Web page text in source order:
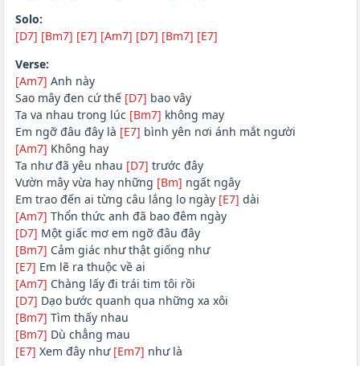
Solo:
[D7] [Bm7] [E7] [Am7] [D7] [Bm7] [E7]
Verse:
[Am7] Anh này
Sao mây đen cứ thế [D7] bao vây
Ta va nhau trong lúc [Bm7] không may
Em ngỡ đâu đây là [E7] bình yên nơi ánh mắt người
[Am7] Không hay
Ta như đã yêu nhau [D7] trước đây
Vườn mây vừa hay những [Bm] ngất ngây
Em trao đến ai từng câu lắng lo ngày [E7] dài
[Am7] Thổn thức anh đã bao đêm ngày
[D7] Một giấc mơ em ngỡ đâu đây
[Bm7] Cảm giác như thật giống như
[E7] Em lẽ ra thuộc về ai
[Am7] Chàng lấy đi trái tim tôi rồi
[D7] Dạo bước quanh qua những xa xôi
[Bm7] Tìm thấy nhau
[Bm7] Dù chẳng mau
[E7] Xem đây như [Em7] như là